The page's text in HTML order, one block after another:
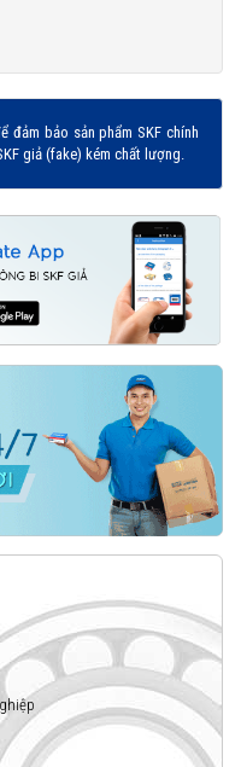
đảm bảo sản phẩm SKF chính
giả (fake) kém chất lượng.